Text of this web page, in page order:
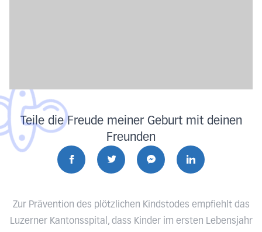
Teile die Freude meiner Geburt mit deinen
Freunden
Zur Prävention des plötzlichen Kindstodes empfiehlt das
Luzerner Kantonsspital, dass Kinder im ersten Lebensjahr